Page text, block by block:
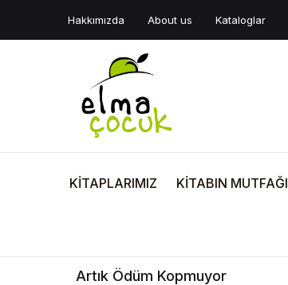
Hakkımızda About us Kataloglar
KİTAPLARIMIZ KİTABIN MUTFAĞI
Artık Ödüm Kopmuyor